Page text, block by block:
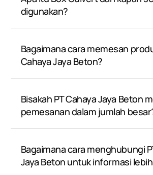
digunakan?
Bagaimana cara memesan
Cahaya Jaya Beton?
Bisakah PT Cahaya Jaya Beton
pemesanan dalam jumlah
Bagaimana cara menghubungi
Jaya Beton untuk informasi